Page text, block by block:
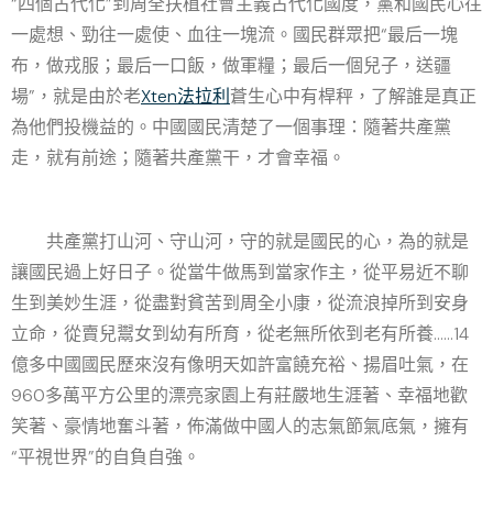
一處想、勁往一處使、血往一塊流。國民群眾把“最后一塊
布，做戎服；最后一口飯，做軍糧；最后一個兒子，送疆
場”，就是由於老Xten法拉利 蒼生心中有桿秤，了解誰是真正
為他們投機益的。中國國民清楚了一個事理：隨著共產黨
走，就有前途；隨著共產黨干，才會幸福。
共產黨打山河、守山河，守的就是國民的心，為的就是
讓國民過上好日子。從當牛做馬到當家作主，從平易近不聊
生到美妙生涯，從盡對貧苦到周全小康，從流浪掉所到安身
立命，從賣兒鬻女到幼有所育，從老無所依到老有所養……14
億多中國國民歷來沒有像明天如許富饒充裕、揚眉吐氣，在
960多萬平方公里的漂亮家園上有莊嚴地生涯著、幸福地歡
笑著、豪情地奮斗著，佈滿做中國人的志氣節氣底氣，擁有
“平視世界”的自負自強。